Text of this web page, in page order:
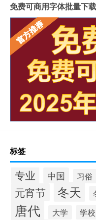
免费可商用字体批量下载
标签
专业 中国 习俗
元宵节 冬天
唐代 大学 学校